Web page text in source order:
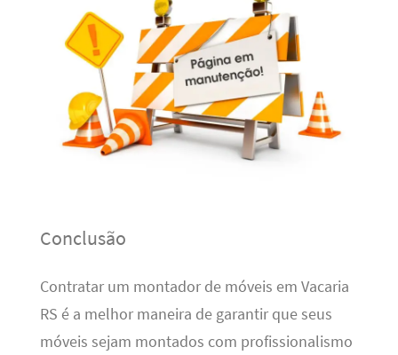
Conclusão
Contratar um montador de móveis em Vacaria
RS é a melhor maneira de garantir que seus
móveis sejam montados com profissionalismo